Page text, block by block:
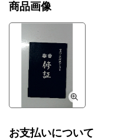
商品画像
お支払いについて